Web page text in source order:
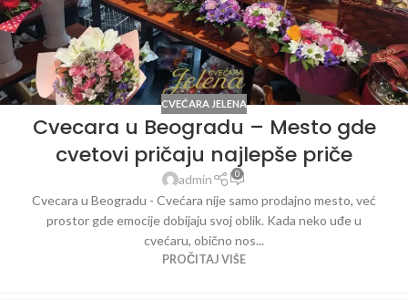
CVEĆARA JELENA
Cvecara u Beogradu – Mesto gde
cvetovi pričaju najlepše priče
admin 0
Cvecara u Beogradu - Cvećara nije samo prodajno mesto, već
prostor gde emocije dobijaju svoj oblik. Kada neko uđe u
cvećaru, obično nos...
PROČITAJ VIŠE